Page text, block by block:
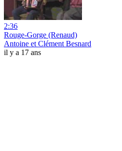
2:36
Rouge-Gorge (Renaud)
Antoine et Clément Besnard
il y a 17 ans